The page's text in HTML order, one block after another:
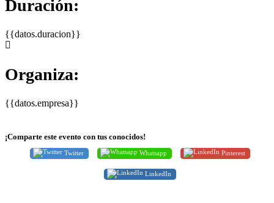
Duración:
{{datos.duracion}}
Organiza:
{{datos.empresa}}
¡Comparte este evento con tus conocidos!
Twitter Whatsapp Pinterest
LinkedIn